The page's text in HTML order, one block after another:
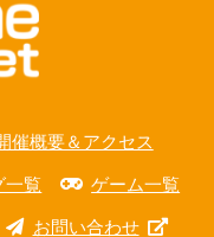
催概要＆アクセス
一覧 ゲーム一覧
お問い合わせ